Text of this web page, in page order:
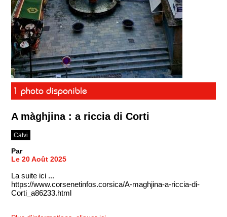
1 photo disponible
A màghjina : a riccia di Corti
Calvi
Par
Le 20 Août 2025
La suite ici ...
https://www.corsenetinfos.corsica/A-maghjina-a-riccia-di-
Corti_a86233.html